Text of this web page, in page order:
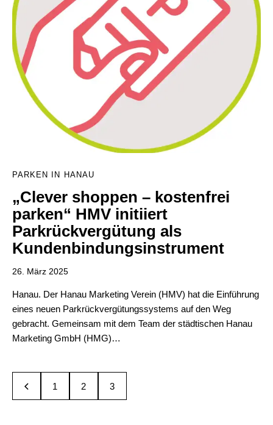
PARKEN IN HANAU
„Clever shoppen – kostenfrei
parken“ HMV initiiert
Parkrückvergütung als
Kundenbindungsinstrument
26. März 2025
Hanau. Der Hanau Marketing Verein (HMV) hat die Einführung
eines neuen Parkrückvergütungssystems auf den Weg
gebracht. Gemeinsam mit dem Team der städtischen Hanau
Marketing GmbH (HMG)…
1 2 3